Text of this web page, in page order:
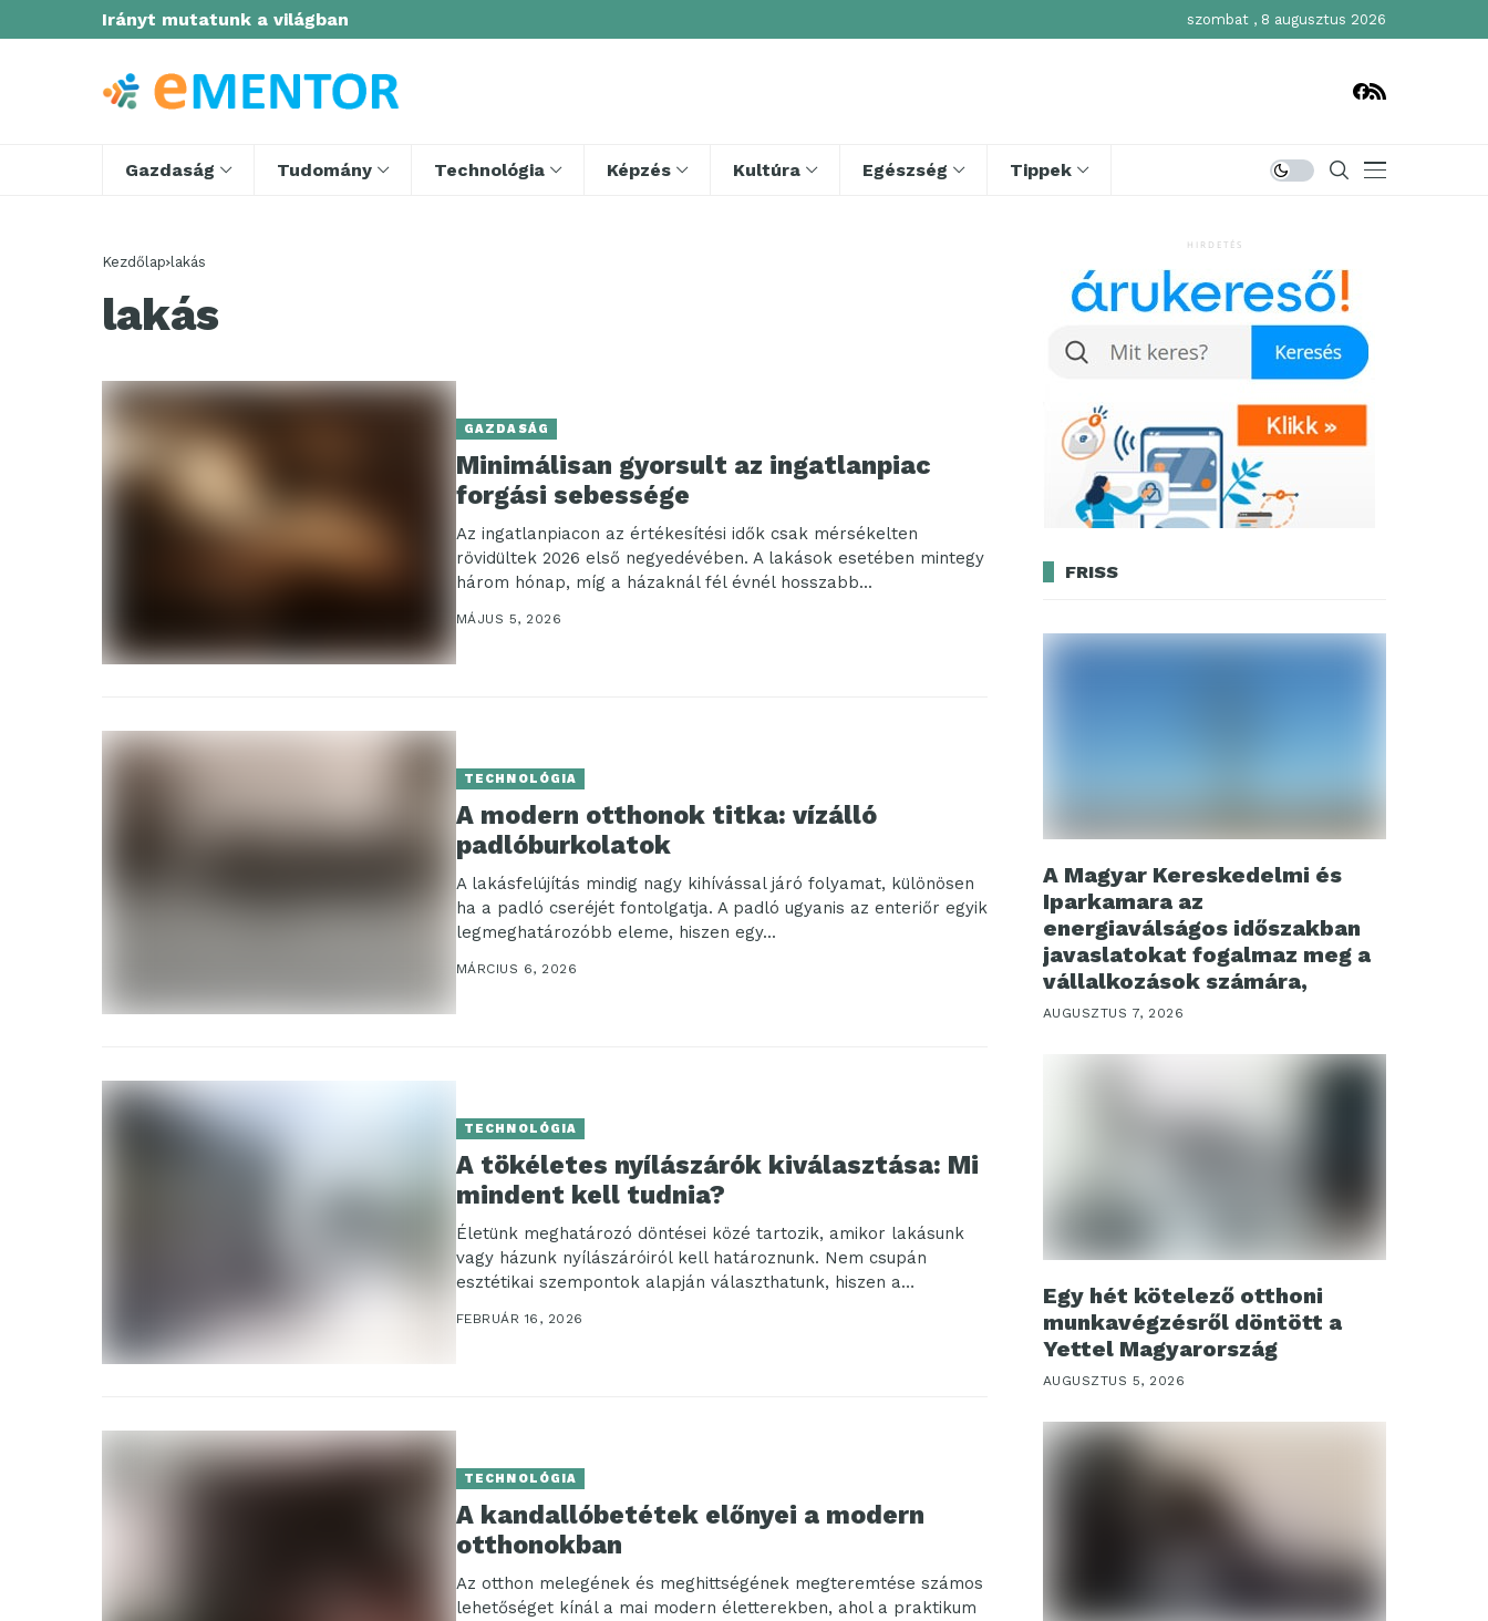
Irányt mutatunk a világban szombat , 8 augusztus 2026
Gazdaság Tudomány Technológia Képzés Kultúra Egészség Tippek
Kezdőlap lakás
lakás
GAZDASÁG
Minimálisan gyorsult az ingatlanpiac
forgási sebessége
Az ingatlanpiacon az értékesítési idők csak mérsékelten
rövidültek 2026 első negyedévében. A lakások esetében mintegy
három hónap, míg a házaknál fél évnél hosszabb...
MÁJUS 5, 2026
TECHNOLÓGIA
A modern otthonok titka: vízálló
padlóburkolatok
A lakásfelújítás mindig nagy kihívással járó folyamat, különösen
ha a padló cseréjét fontolgatja. A padló ugyanis az enteriőr egyik
legmeghatározóbb eleme, hiszen egy...
MÁRCIUS 6, 2026
TECHNOLÓGIA
A tökéletes nyílászárók kiválasztása: Mi
mindent kell tudnia?
Életünk meghatározó döntései közé tartozik, amikor lakásunk
vagy házunk nyílászáróiról kell határoznunk. Nem csupán
esztétikai szempontok alapján választhatunk, hiszen a
hőszigetelés, hangszigetelés, valamint...
FEBRUÁR 16, 2026
TECHNOLÓGIA
A kandallóbetétek előnyei a modern
otthonokban
Az otthon melegének és meghittségének megteremtése számos
lehetőséget kínál a mai modern életterekben, ahol a praktikum
HIRDETÉS
FRISS
A Magyar Kereskedelmi és
Iparkamara az
energiaválságos időszakban
javaslatokat fogalmaz meg a
vállalkozások számára,
AUGUSZTUS 7, 2026
Egy hét kötelező otthoni
munkavégzésről döntött a
Yettel Magyarország
AUGUSZTUS 5, 2026